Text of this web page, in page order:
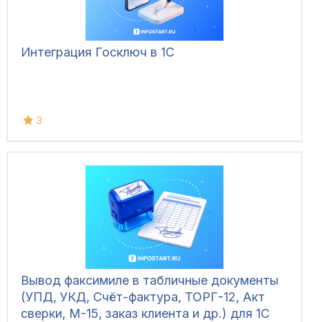
Интеграция Госключ в 1С
3
Вывод факсимиле в табличные документы
(УПД, УКД, Счёт-фактура, ТОРГ-12, Акт
сверки, М-15, заказ клиента и др.) для 1С